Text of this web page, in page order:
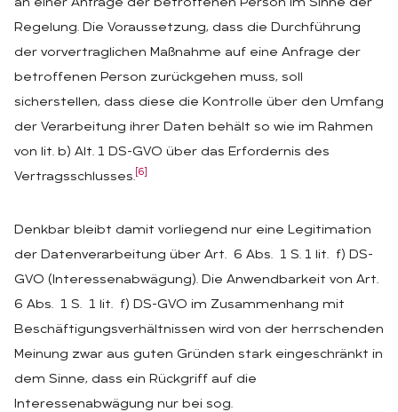
an einer Anfrage der betroffenen Person im Sinne der
Regelung. Die Voraussetzung, dass die Durchführung
der vorvertraglichen Maßnahme auf eine Anfrage der
betroffenen Person zurückgehen muss, soll
sicherstellen, dass diese die Kontrolle über den Umfang
der Verarbeitung ihrer Daten behält so wie im Rahmen
von lit. b) Alt. 1 DS-GVO über das Erfordernis des
Vertragsschlusses. [6]
Denkbar bleibt damit vorliegend nur eine Legitimation
der Datenverarbeitung über Art. 6 Abs. 1 S. 1 lit. f) DS-
GVO (Interessenabwägung). Die Anwendbarkeit von Art.
6 Abs. 1 S. 1 lit. f) DS-GVO im Zusammenhang mit
Beschäftigungsverhältnissen wird von der herrschenden
Meinung zwar aus guten Gründen stark eingeschränkt in
dem Sinne, dass ein Rückgriff auf die
Interessenabwägung nur bei sog.